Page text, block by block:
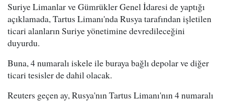
Suriye Limanlar ve Gümrükler Genel İdaresi de yaptığı
açıklamada, Tartus Limanı'nda Rusya tarafından işletilen
ticari alanların Suriye yönetimine devredileceğini
duyurdu.
Buna, 4 numaralı iskele ile buraya bağlı depolar ve diğer
ticari tesisler de dahil olacak.
Reuters geçen ay, Rusya'nın Tartus Limanı'nın 4 numaralı